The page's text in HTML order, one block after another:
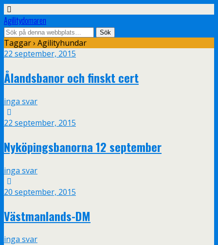
Agilitydomaren
Taggar › Agilityhundar
22 september, 2015
Ålandsbanor och finskt cert
inga svar
22 september, 2015
Nyköpingsbanorna 12 september
inga svar
20 september, 2015
Västmanlands-DM
inga svar